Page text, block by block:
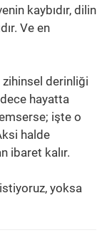
kaybıdır, dilin
Ve en
derinliği
hayatta
işte o
halde
ibaret kalır.
yoksa